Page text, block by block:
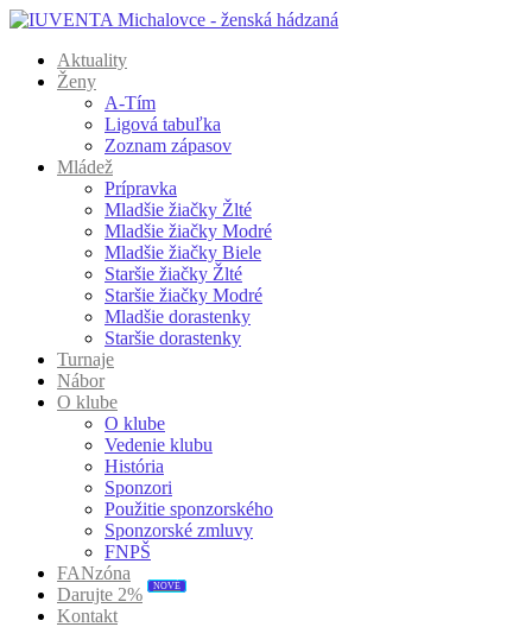
Aktuality
Ženy
A-Tím
Ligová tabuľka
Zoznam zápasov
Mládež
Prípravka
Mladšie žiačky Žlté
Mladšie žiačky Modré
Mladšie žiačky Biele
Staršie žiačky Žlté
Staršie žiačky Modré
Mladšie dorastenky
Staršie dorastenky
Turnaje
Nábor
O klube
O klube
Vedenie klubu
História
Sponzori
Použitie sponzorského
Sponzorské zmluvy
FNPŠ
FANzóna
Darujte 2%
NOVÉ
Kontakt